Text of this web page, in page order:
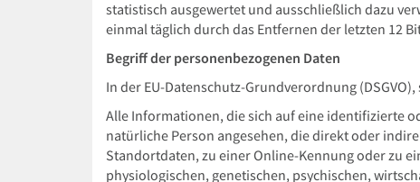
statistisch ausgewertet und ausschließlich dazu
einmal täglich durch das Entfernen der letzten 12
Begriff der personenbezogenen Daten
In der EU-Datenschutz-Grundverordnung
Alle Informationen, die sich auf eine identifizierte
natürliche Person angesehen, die direkt oder
Standortdaten, zu einer Online-Kennung oder zu
physiologischen, genetischen, psychischen,